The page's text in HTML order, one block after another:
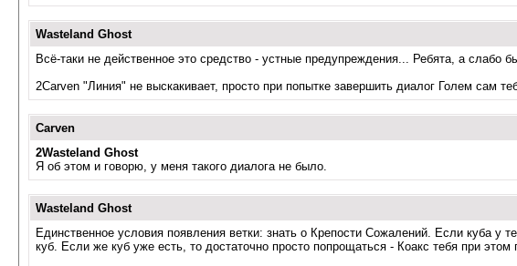
Wasteland Ghost
Всё-таки не действенное это средство - устные предупреждения... Ребята, а
2Carven "Линия" не выскакивает, просто при попытке завершить диалог Голем сам
Carven
2Wasteland Ghost
Я об этом и говорю, у меня такого диалога не было.
Wasteland Ghost
Единственное условия появления ветки: знать о Крепости Сожалений. Если куба у
куб. Если же куб уже есть, то достаточно просто попрощаться - Коакс тебя при этом